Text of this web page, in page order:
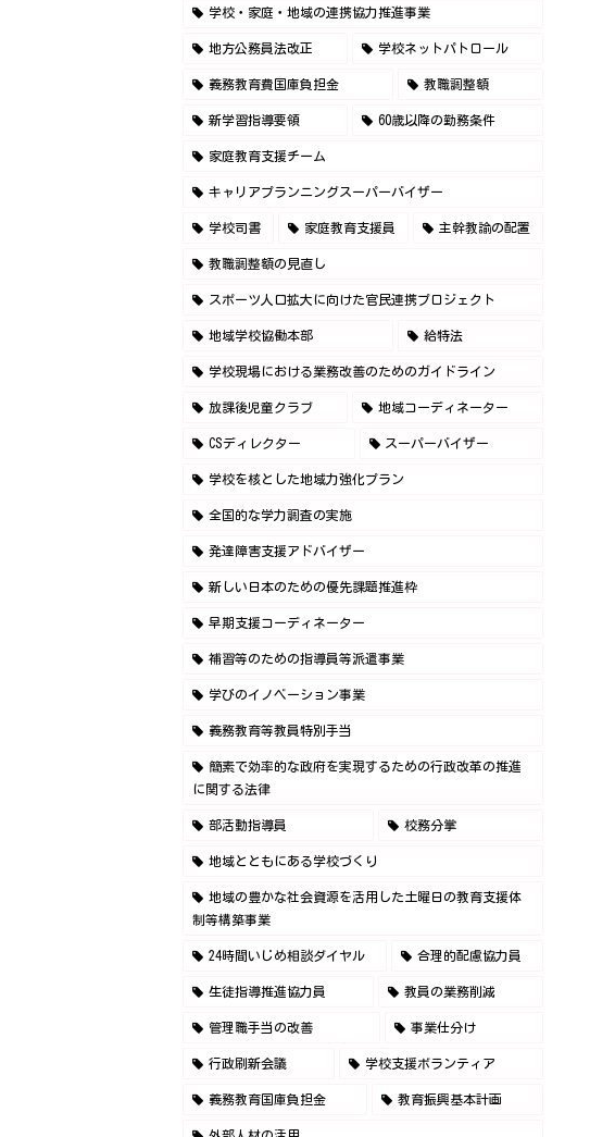
学校・家庭・地域の連携協力推進事業
地方公務員法改正 学校ネットパトロール
義務教育費国庫負担金 教職調整額
新学習指導要領 60歳以降の勤務条件
家庭教育支援チーム
キャリアプランニングスーパーバイザー
学校司書 家庭教育支援員 主幹教諭の配置
教職調整額の見直し
スポーツ人口拡大に向けた官民連携プロジェクト
地域学校協働本部 給特法
学校現場における業務改善のためのガイドライン
放課後児童クラブ 地域コーディネーター
CSディレクター スーパーバイザー
学校を核とした地域力強化プラン
全国的な学力調査の実施
発達障害支援アドバイザー
新しい日本のための優先課題推進枠
早期支援コーディネーター
補習等のための指導員等派遣事業
学びのイノベーション事業
義務教育等教員特別手当
簡素で効率的な政府を実現するための行政改革の推進
に関する法律
部活動指導員 校務分掌
地域とともにある学校づくり
地域の豊かな社会資源を活用した土曜日の教育支援体
制等構築事業
24時間いじめ相談ダイヤル 合理的配慮協力員
生徒指導推進協力員 教員の業務削減
管理職手当の改善 事業仕分け
行政刷新会議 学校支援ボランティア
義務教育国庫負担金 教育振興基本計画
外部人材の活用